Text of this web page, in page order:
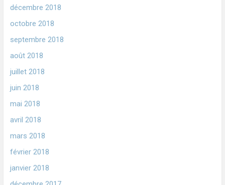
décembre 2018
octobre 2018
septembre 2018
août 2018
juillet 2018
juin 2018
mai 2018
avril 2018
mars 2018
février 2018
janvier 2018